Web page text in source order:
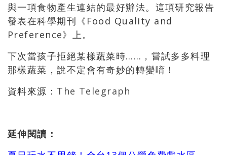
與一項食物產生連結的最好辦法。這項研究報告
發表在科學期刊《Food Quality and
Preference》上。
下次當孩子拒絕某樣蔬菜時……，嘗試多多料理
那樣蔬菜，說不定會有奇妙的轉變唷！
資料來源： The Telegraph
延伸閱讀：